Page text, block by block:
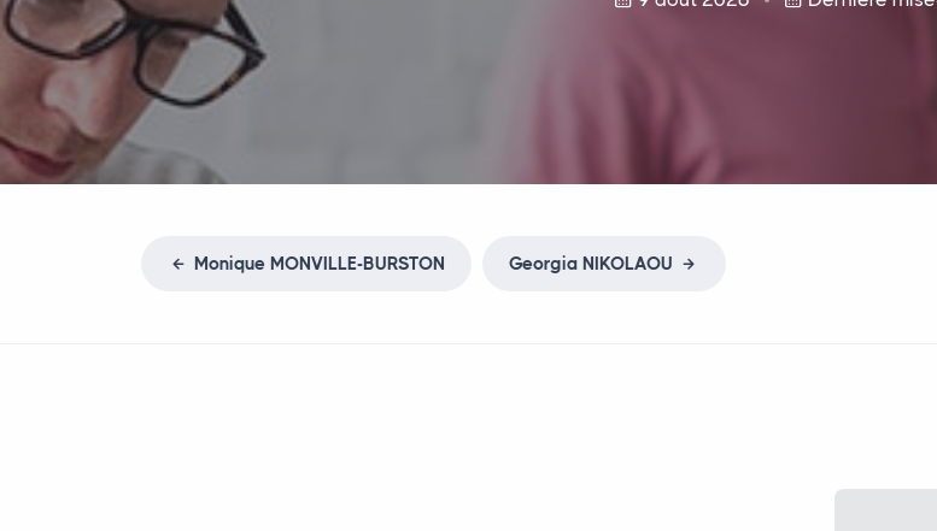
Monique MONVILLE-BURSTON Georgia NIKOLAOU